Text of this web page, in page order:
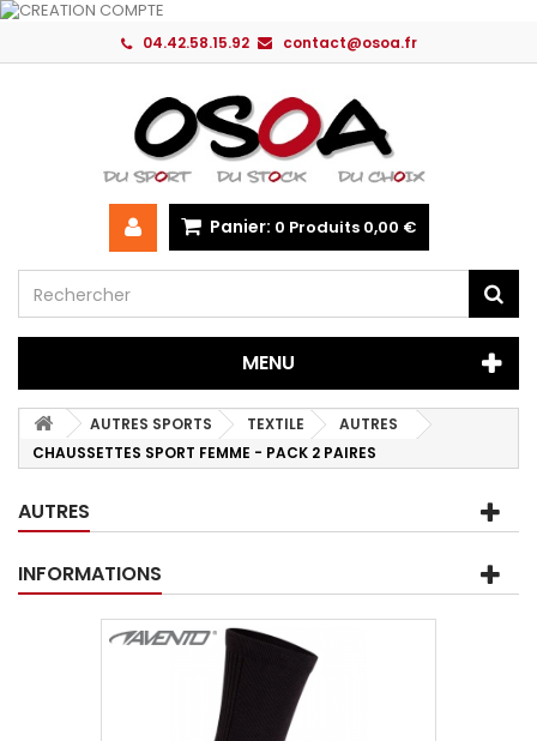
04.42.58.15.92 contact@osoa.fr
Panier: 0 Produits 0,00 €
MENU
AUTRES SPORTS TEXTILE
AUTRES
CHAUSSETTES SPORT FEMME - PACK 2 PAIRES
AUTRES
INFORMATIONS